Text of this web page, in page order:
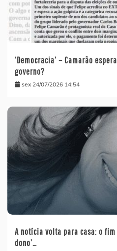
‘Democracia’ – Camarão
governo?
sex 24/07/2026 14:54
A notícia volta para casa: o fim
dono’…